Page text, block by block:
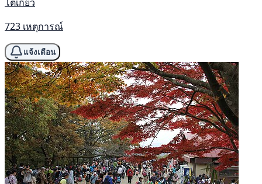
723 เหตุการณ์
แจ้งเตือน